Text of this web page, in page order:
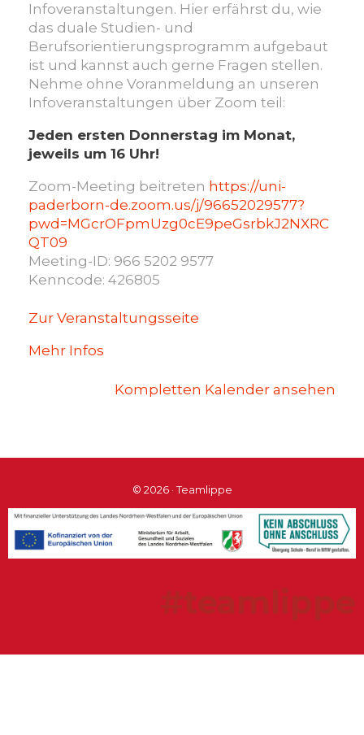
Infoveranstaltungen. Hier erfährst du, wie
das duale Studien- und
Berufsorientierungsprogramm aufgebaut
ist und kannst auch gerne Fragen stellen.
Nehme ohne Voranmeldung an unseren
Infoveranstaltungen über Zoom teil:
Jeden ersten Donnerstag im Monat,
jeweils um 16 Uhr!
Zoom-Meeting beitreten https://uni-
paderborn-de.zoom.us/j/96652029577?
pwd=MGcrOFpmUzg0cE9peGsrbkJ2NXRC
QT09
Meeting-ID: 966 5202 9577
Kenncode: 426805
Zur Veranstaltungsseite
Mehr Infos
Kompletten Kalender ansehen
© 2026 · Teamlippe
#teamlippe